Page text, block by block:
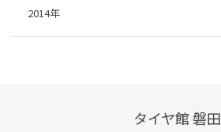
2014年
タイヤ館 磐田